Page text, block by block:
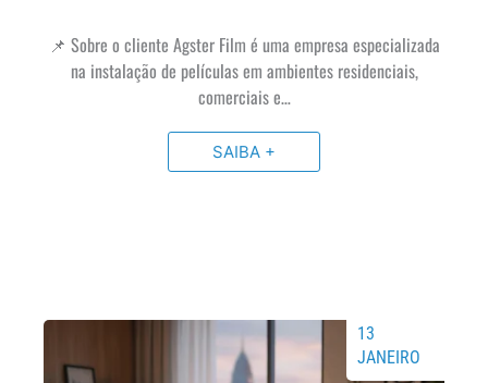
📌 Sobre o cliente Agster Film é uma empresa especializada
na instalação de películas em ambientes residenciais,
comerciais e…
SAIBA +
13
JANEIRO